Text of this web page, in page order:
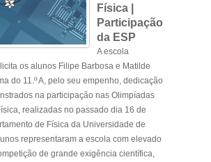
Física |
Participação
da ESP
A escola
os alunos Filipe Barbosa e Matilde
do 11.º A, pelo seu empenho, dedicação
na participação nas Olimpíadas
realizadas no passado dia 16 de
de Física da Universidade de
representaram a escola com elevado
de grande exigência científica,